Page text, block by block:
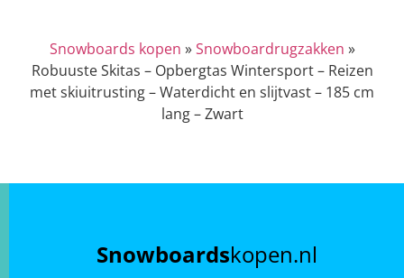
Snowboards kopen »Snowboardrugzakken »
Robuuste Skitas – Opbergtas Wintersport – Reizen
met skiuitrusting – Waterdicht en slijtvast – 185 cm
lang – Zwart
Snowboardskopen.nl